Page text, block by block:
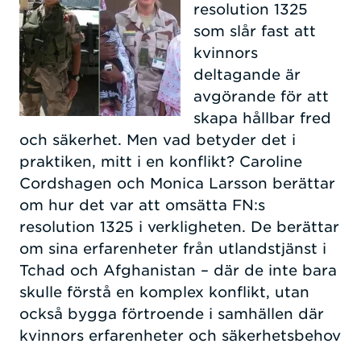
resolution 1325
som slår fast att
kvinnors
deltagande är
avgörande för att
skapa hållbar fred
och säkerhet. Men vad betyder det i
praktiken, mitt i en konflikt? Caroline
Cordshagen och Monica Larsson berättar
om hur det var att omsätta FN:s
resolution 1325 i verkligheten. De berättar
om sina erfarenheter från utlandstjänst i
Tchad och Afghanistan – där de inte bara
skulle förstå en komplex konflikt, utan
också bygga förtroende i samhällen där
kvinnors erfarenheter och säkerhetsbehov